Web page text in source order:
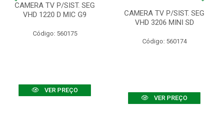
CAMERA TV P/SIST. SEG
VHD 1220 D MIC G9
Código: 560175
VER PREÇO
CAMERA TV P/SIST. SEG
VHD 3206 MINI SD
Código: 560174
VER PREÇO